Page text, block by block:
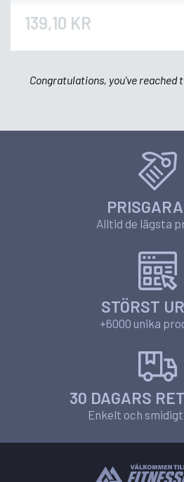
139,10 KR
Congratulations, you've reached
Alltid de lägsta
STÖRST
+6000 unika
30 DAGARS
Enkelt och